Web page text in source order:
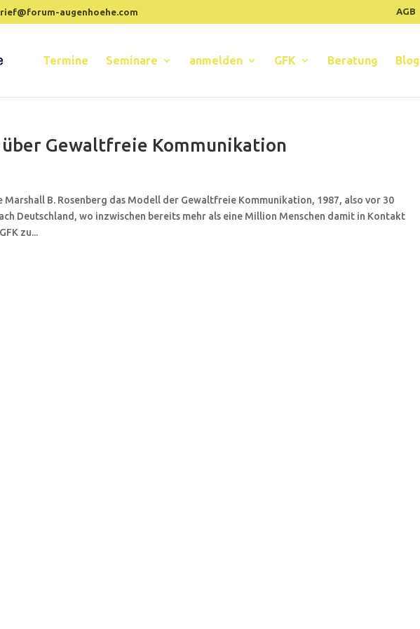
augenhoehe.com AGB
Termine Seminare anmelden GFK Beratung Blog
über Gewaltfreie Kommunikation
B. Rosenberg das Modell der Gewaltfreie Kommunikation, 1987, also vor 30
Deutschland, wo inzwischen bereits mehr als eine Million Menschen damit in Kontakt
zu...